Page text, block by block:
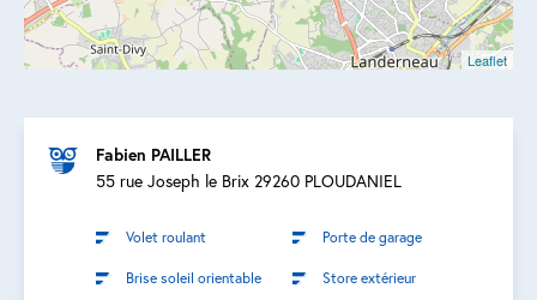
Leaflet
Fabien PAILLER
55 rue Joseph le Brix 29260 PLOUDANIEL
Volet roulant Porte de garage
Brise soleil orientable Store extérieur